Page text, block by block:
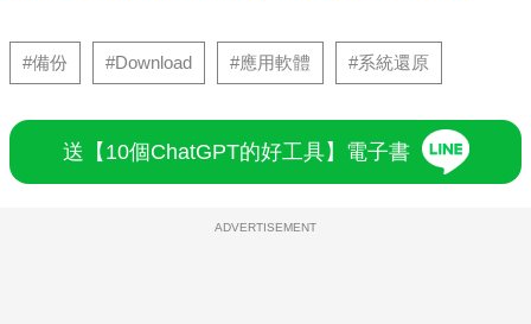
#備份 #Download #應用軟體 #系統還原
送【10個ChatGPT的好工具】電子書
ADVERTISEMENT